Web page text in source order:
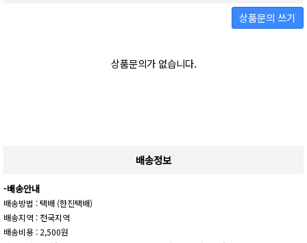
상품문의 쓰기
상품문의가 없습니다.
배송정보
-배송안내
배송방법 : 택배 (한진택배)
배송지역 : 전국지역
배송비용 : 2,500원